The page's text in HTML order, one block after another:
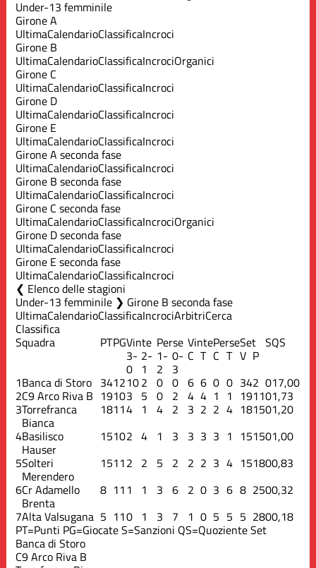
Under-13 femminile
Girone A
UltimaCalendarioClassificaIncroci
Girone B
UltimaCalendarioClassificaIncrociOrganici
Girone C
UltimaCalendarioClassificaIncroci
Girone D
UltimaCalendarioClassificaIncroci
Girone E
UltimaCalendarioClassificaIncroci
Girone A seconda fase
UltimaCalendarioClassificaIncroci
Girone B seconda fase
UltimaCalendarioClassificaIncroci
Girone C seconda fase
UltimaCalendarioClassificaIncrociOrganici
Girone D seconda fase
UltimaCalendarioClassificaIncroci
Girone E seconda fase
UltimaCalendarioClassificaIncroci
Elenco delle stagioni
Under-13 femminile ❯ Girone B seconda fase
UltimaCalendarioClassificaIncrociArbitriCerca
Classifica
Squadra PTPGVinte Perse VintePerseSet SQS
3-
0
2-
1
1-
2
0-
3
C T C T V P
1Banca di Storo 3412102 0 0 6 6 0 0 342 017,00
2C9 Arco Riva B 19103 5 0 2 4 4 1 1 191101,73
3Torrefranca
Bianca
18114 1 4 2 3 2 2 4 181501,20
4Basilisco
Hauser
15102 4 1 3 3 3 3 1 151501,00
5Solteri
Merendero
15112 2 5 2 2 2 3 4 151800,83
6Cr Adamello
Brenta
8 11 1 1 3 6 2 0 3 6 8 2500,32
7Alta Valsugana 5 110 1 3 7 1 0 5 5 5 2800,18
PT=Punti PG=GiocateS=Sanzioni QS=Quoziente Set
Banca di Storo
C9 Arco Riva B